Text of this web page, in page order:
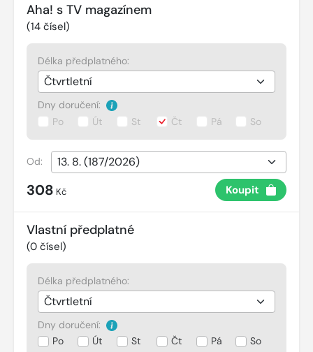
Aha! s TV magazínem
(14 čísel)
Délka předplatného:
Dny doručení:
Po
Út St Čt Pá So
Od:
308 Kč Koupit
Vlastní předplatné
(0 čísel)
Délka předplatného:
Dny doručení:
Po
Út St Čt Pá So